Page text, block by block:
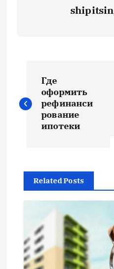
а
г
а
и
Где
оформить
рефинанси
рование
ипотеки
Related Posts